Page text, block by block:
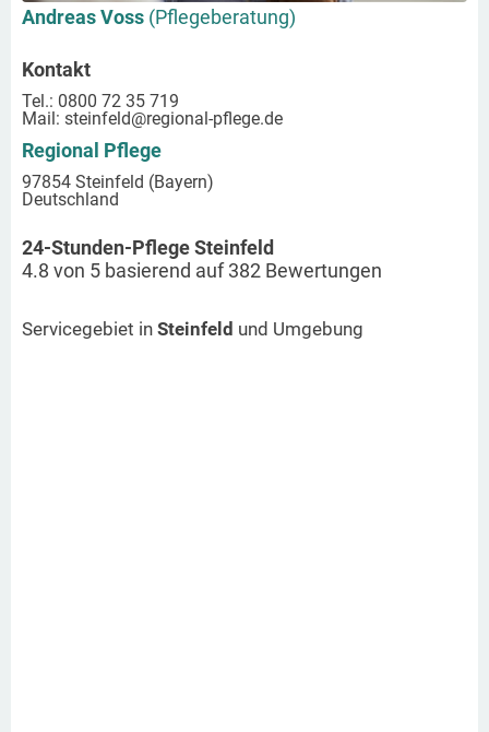
Andreas Voss (Pflegeberatung)
Kontakt
Tel.: 0800 72 35 719
Mail: steinfeld@regional-pflege.de
Regional Pflege
97854 Steinfeld (Bayern)
Deutschland
24-Stunden-Pflege Steinfeld
4.8 von 5 basierend auf382 Bewertungen
Servicegebiet in Steinfeld und Umgebung